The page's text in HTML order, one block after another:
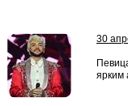
30
ярким